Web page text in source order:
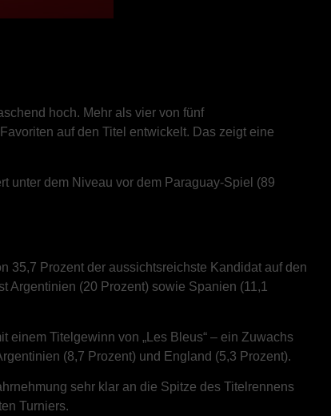
hoch. Mehr als vier von fünf
auf den Titel entwickelt. Das zeigt eine
unter dem Niveau vor dem Paraguay-Spiel (89
35,7 Prozent der aussichtsreichste Kandidat auf den
(20 Prozent) sowie Spanien (11,1
einem Titelgewinn von „Les Bleus“ – ein Zuwachs
(8,7 Prozent) und England (5,3 Prozent).
sehr klar an die Spitze des Titelrennens
Turniers.